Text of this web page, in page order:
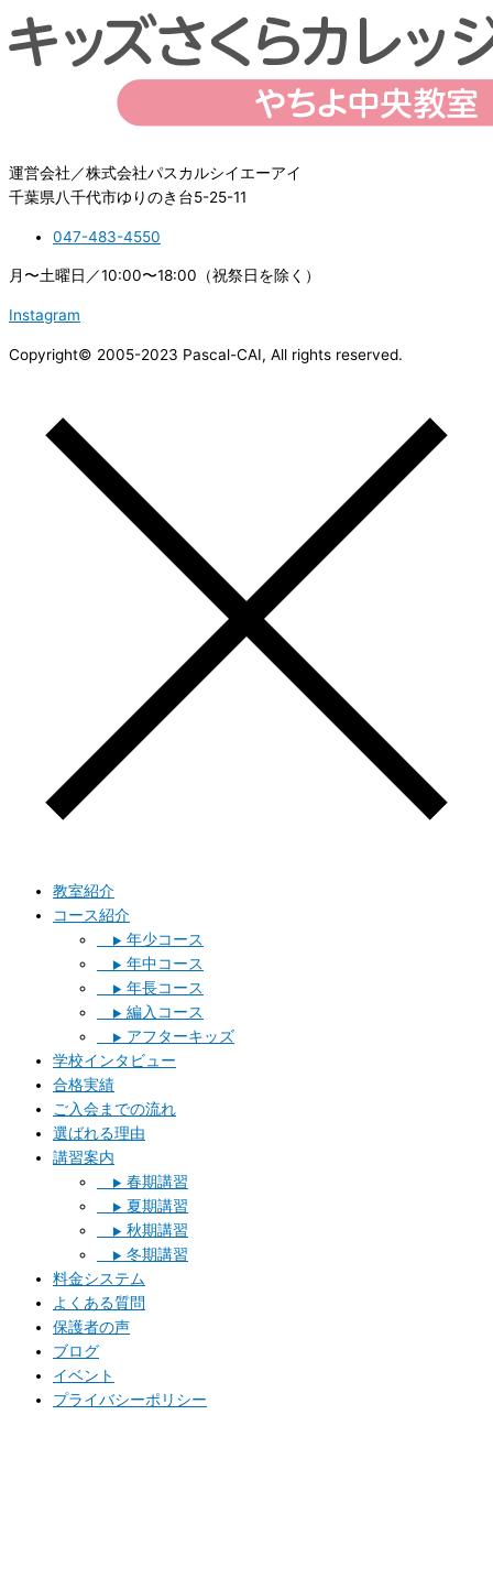
運営会社／株式会社パスカルシイエーアイ
千葉県八千代市ゆりのき台5-25-11
047-483-4550
月〜土曜日／10:00〜18:00（祝祭日を除く）
Instagram
Copyright© 2005-2023 Pascal-CAI, All rights reserved.
教室紹介
コース紹介
▶︎ 年少コース
▶︎ 年中コース
▶︎ 年長コース
▶︎ 編入コース
▶︎ アフターキッズ
学校インタビュー
合格実績
ご入会までの流れ
選ばれる理由
講習案内
▶︎ 春期講習
▶︎ 夏期講習
▶︎ 秋期講習
▶︎ 冬期講習
料金システム
よくある質問
保護者の声
ブログ
イベント
プライバシーポリシー